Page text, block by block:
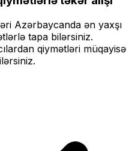
Azərbaycanda ən yaxşı
tapa bilərsiniz.
qiymətləri müqayisə